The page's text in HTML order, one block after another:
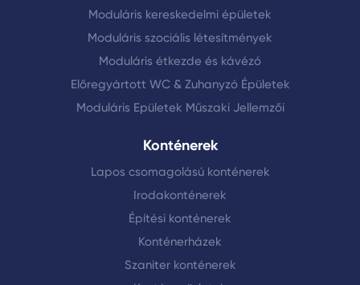
Moduláris kereskedelmi épületek
Moduláris szociális létesítmények
Moduláris étkezde és kávézó
Előregyártott WC & Zuhanyzó Épületek
Moduláris Epületek Műszaki Jellemzői
Konténerek
Lapos csomagolású konténerek
Irodakonténerek
Építési konténerek
Konténerházek
Szaniter konténerek